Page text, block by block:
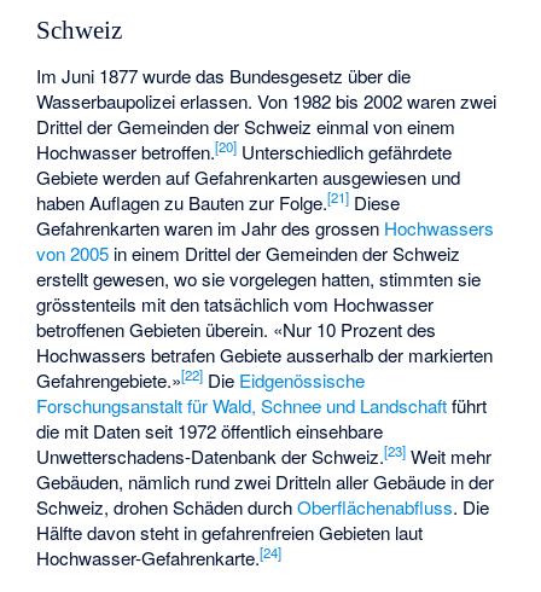
Schweiz
Im Juni 1877 wurde das Bundesgesetz über die
Wasserbaupolizei erlassen. Von 1982 bis 2002 waren zwei
Drittel der Gemeinden der Schweiz einmal von einem
Hochwasser betroffen.[20] Unterschiedlich gefährdete
Gebiete werden auf Gefahrenkarten ausgewiesen und
haben Auflagen zu Bauten zur Folge.[21] Diese
Gefahrenkarten waren im Jahr des grossen Hochwassers
von 2005 in einem Drittel der Gemeinden der Schweiz
erstellt gewesen, wo sie vorgelegen hatten, stimmten sie
grösstenteils mit den tatsächlich vom Hochwasser
betroffenen Gebieten überein. «Nur 10 Prozent des
Hochwassers betrafen Gebiete ausserhalb der markierten
Gefahrengebiete.»[22] Die Eidgenössische
Forschungsanstalt für Wald, Schnee und Landschaftführt
die mit Daten seit 1972 öffentlich einsehbare
Unwetterschadens-Datenbank der Schweiz.[23] Weit mehr
Gebäuden, nämlich rund zwei Dritteln aller Gebäude in der
Schweiz, drohen Schäden durchOberflächenabfluss. Die
Hälfte davon steht in gefahrenfreien Gebieten laut
Hochwasser-Gefahrenkarte.[24]